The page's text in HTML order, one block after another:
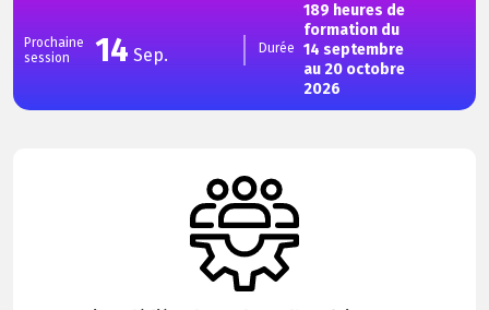
Prochaine
session
14 Sep. Durée
189 heures de
formation du
14 septembre
au 20 octobre
2026